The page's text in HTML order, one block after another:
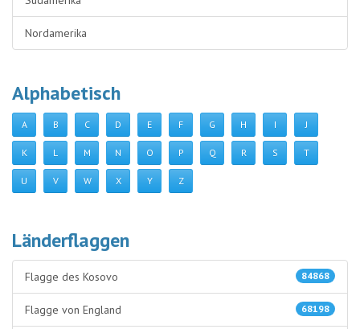
Nordamerika
Alphabetisch
A B C D E F G H I J
K L M N O P Q R S T
U V W X Y Z
Länderflaggen
84868
Flagge des Kosovo
68198
Flagge von England